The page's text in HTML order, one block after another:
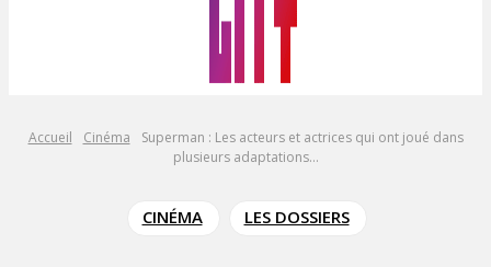
Accueil Cinéma
Superman : Les acteurs et actrices qui ont joué dans
plusieurs adaptations...
CINÉMA LES DOSSIERS